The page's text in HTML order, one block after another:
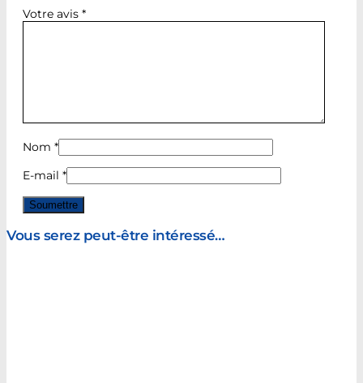
Votre avis *
Nom *
E-mail *
Vous serez peut-être intéressé…